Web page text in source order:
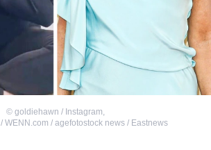
© goldiehawn / Instagram
WENN.com / agefotostock news / Eastnews